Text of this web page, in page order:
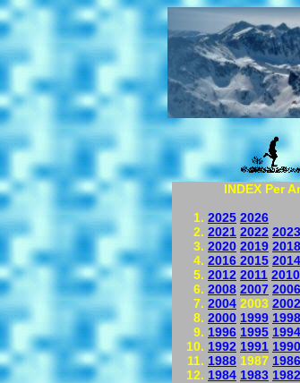
INDEX Per
2025 2026
2021 2022 2023
2020 2019 2018
2016 2015 2014
2012 2011 2010
2008 2007 2006
2004 2003 2002
2000 1999 1998
1996 1995 1994
1992 1991 1990
1988 1987 1986
1984 1983 1982